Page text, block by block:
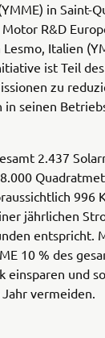
in Saint-
R&D
Italien
ist Teil
zu
in seinen
2.437
996
jährlichen
entspricht.
10 % des
einsparen und
Jahr vermeiden.